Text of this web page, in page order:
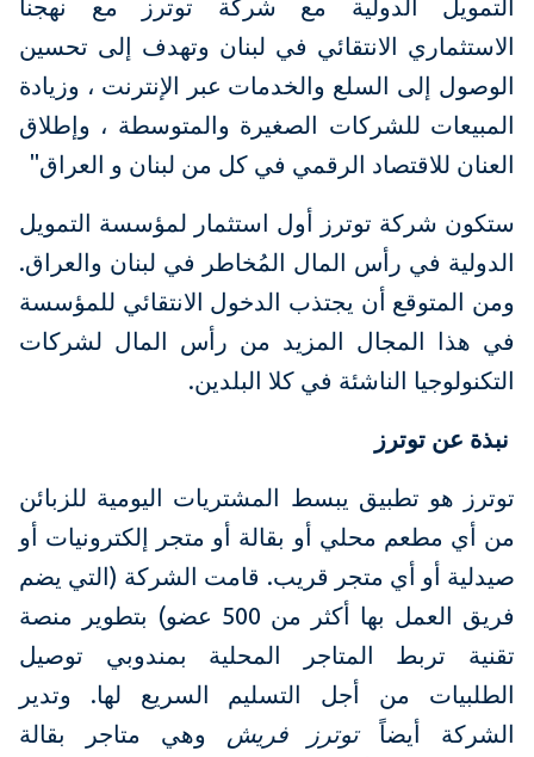
التمويل الدولية مع شركة توترز مع نهجنا
الاستثماري الانتقائي في لبنان وتهدف إلى تحسين
الوصول إلى السلع والخدمات عبر الإنترنت ، وزيادة
المبيعات للشركات الصغيرة والمتوسطة ، وإطلاق
العنان للاقتصاد الرقمي في كل من لبنان و العراق"
ستكون شركة توترز أول استثمار لمؤسسة التمويل
الدولية في رأس المال المُخاطر في لبنان والعراق.
ومن المتوقع أن يجتذب الدخول الانتقائي للمؤسسة
في هذا المجال المزيد من رأس المال لشركات
التكنولوجيا الناشئة في كلا البلدين.
نبذة عن توترز
توترز هو تطبيق يبسط المشتريات اليومية للزبائن
من أي مطعم محلي أو بقالة أو متجر إلكترونيات أو
صيدلية أو أي متجر قريب. قامت الشركة (التي يضم
فريق العمل بها أكثر من 500 عضو) بتطوير منصة
تقنية تربط المتاجر المحلية بمندوبي توصيل
الطلبيات من أجل التسليم السريع لها. وتدير
الشركة أيضاًتوترز فريش وهي متاجر بقالة